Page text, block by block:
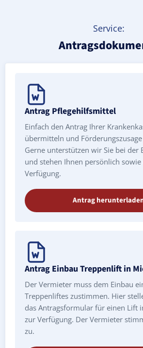
Service:
Antrag Pflegehilfsmittel
Einfach den Antrag Ihrer
übermitteln und
Gerne unterstützen wir Sie bei der
und stehen Ihnen persönlich
Verfügung.
Antrag
Antrag Einbau Treppenlift in
Der Vermieter muss dem Einbau
Treppenliftes zustimmen. Hier
das Antragsformular für einen Lift
zur Verfügung. Der Vermieter
zu.